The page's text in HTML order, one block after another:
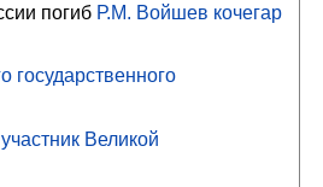
погиб Р.М. Войшев кочегар
государственного
участник Великой